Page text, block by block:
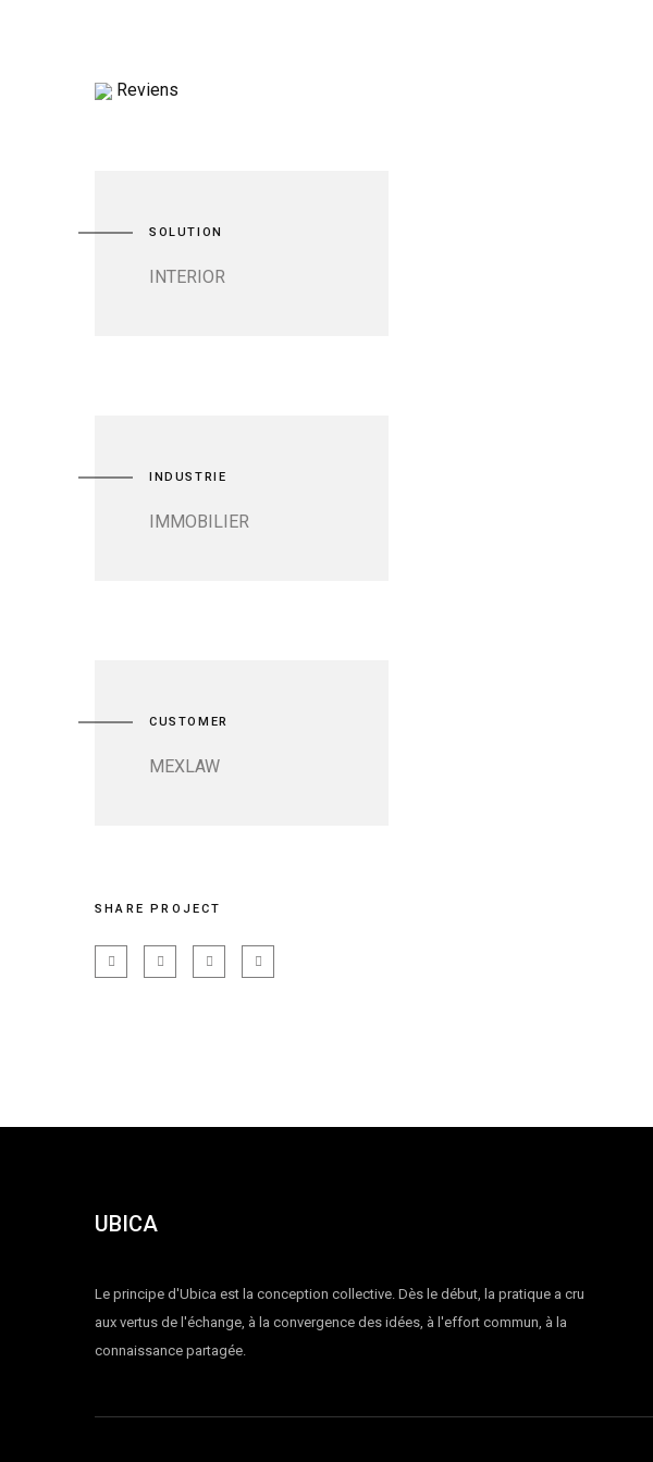
Reviens
SOLUTION
INTERIOR
INDUSTRIE
IMMOBILIER
CUSTOMER
MEXLAW
SHARE PROJECT
UBICA
Le principe d'Ubica est la conception collective. Dès le début, la pratique a cru
aux vertus de l'échange, à la convergence des idées, à l'effort commun, à la
connaissance partagée.